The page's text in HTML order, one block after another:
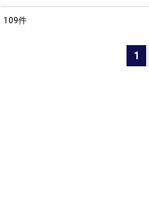
109件
1